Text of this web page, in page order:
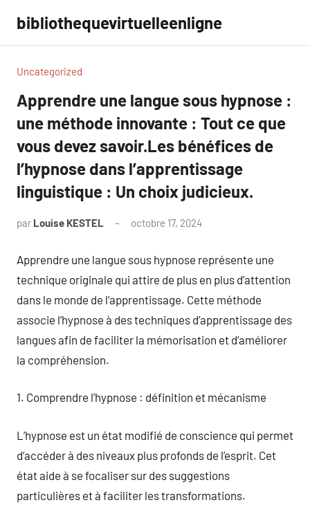
contenu
bibliothequevirtuelleenligne
Uncategorized
Apprendre une langue sous hypnose :
une méthode innovante : Tout ce que
vous devez savoir.Les bénéfices de
l’hypnose dans l’apprentissage
linguistique : Un choix judicieux.
par Louise KESTEL octobre 17, 2024
Apprendre une langue sous hypnose représente une
technique originale qui attire de plus en plus d’attention
dans le monde de l’apprentissage. Cette méthode
associe l’hypnose à des techniques d’apprentissage des
langues afin de faciliter la mémorisation et d’améliorer
la compréhension.
1. Comprendre l’hypnose : définition et mécanisme
L’hypnose est un état modifié de conscience qui permet
d’accéder à des niveaux plus profonds de l’esprit. Cet
état aide à se focaliser sur des suggestions
particulières et à faciliter les transformations.